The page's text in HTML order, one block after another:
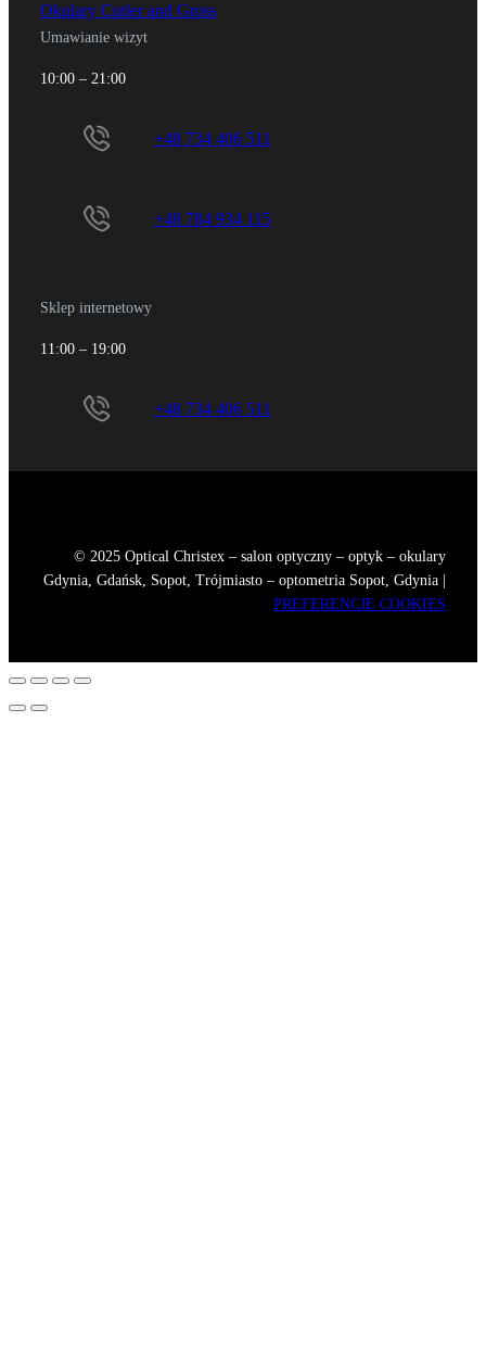
Okulary Cutler and Gross
Umawianie wizyt
10:00 – 21:00
+48 734 406 511
+48 784 934 115
Sklep internetowy
11:00 – 19:00
+48 734 406 511
© 2025 Optical Christex – salon optyczny – optyk – okulary
Gdynia, Gdańsk, Sopot, Trójmiasto – optometria Sopot, Gdynia |
PREFERENCJE COOKIES